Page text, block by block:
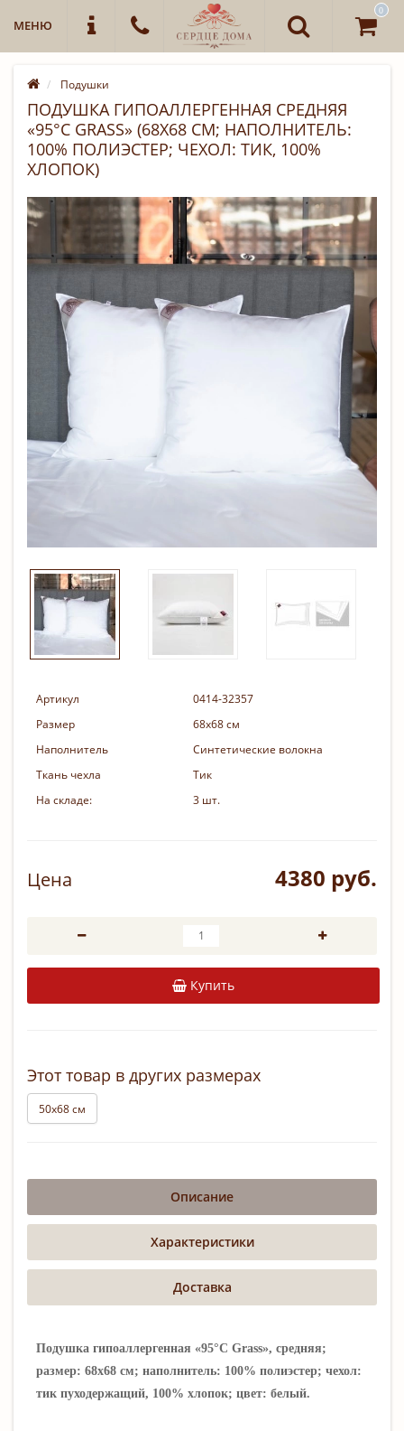
МЕНЮ
0
Подушки
ПОДУШКА ГИПОАЛЛЕРГЕННАЯ СРЕДНЯЯ
«95°C GRASS» (68Х68 СМ; НАПОЛНИТЕЛЬ:
100% ПОЛИЭСТЕР; ЧЕХОЛ: ТИК, 100%
ХЛОПОК)
Артикул
0414-32357
Размер
68х68 см
Наполнитель
Синтетические волокна
Ткань чехла
Тик
На складе:
3 шт.
Цена 4380 руб.
Купить
Этот товар в других размерах
50х68 см
Описание
Характеристики
Доставка
Подушка гипоаллергенная «95°C Grass», средняя;
размер: 68х68 см; наполнитель: 100% полиэстер; чехол:
тик пуходержащий, 100% хлопок; цвет: белый.